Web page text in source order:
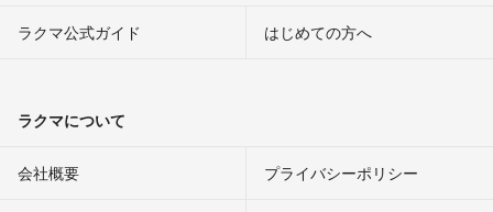
ラクマ公式ガイド はじめての方へ
ラクマについて
会社概要 プライバシーポリシー